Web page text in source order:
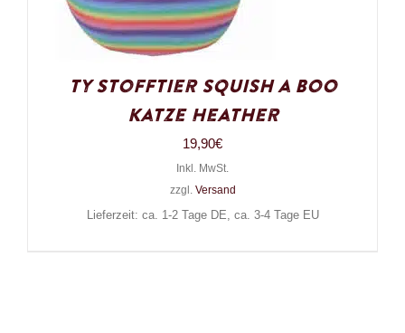
Ty Stofftier Squish a Boo
Katze Heather
19,90€
Inkl. MwSt.
zzgl. Versand
Lieferzeit: ca. 1-2 Tage DE, ca. 3-4 Tage EU